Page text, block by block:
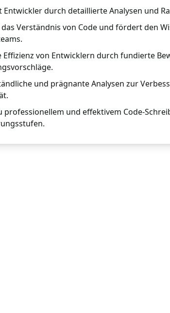
durch detaillierte Analysen und
Verständnis von Code und fördert den
Effizienz von Entwicklern durch fundierte
und prägnante Analysen zur
professionellem und effektivem Code-